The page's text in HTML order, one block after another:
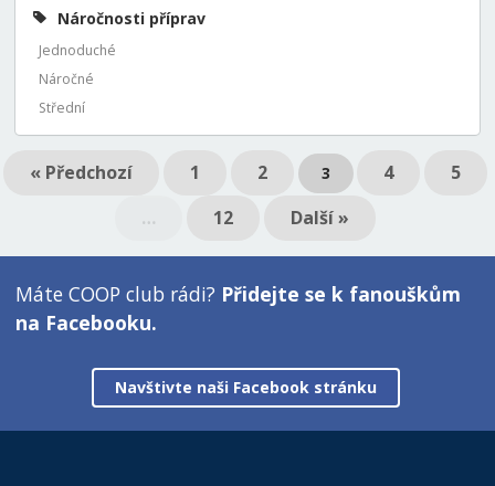
Náročnosti příprav
Jednoduché
Náročné
Střední
« Předchozí 1 2 3 4
5
…
12 Další »
Máte COOP club rádi? Přidejte se k fanouškům
na Facebooku.
Navštivte naši Facebook stránku